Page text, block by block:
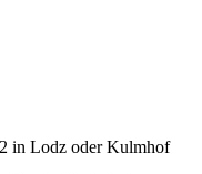
in Lodz oder Kulmhof